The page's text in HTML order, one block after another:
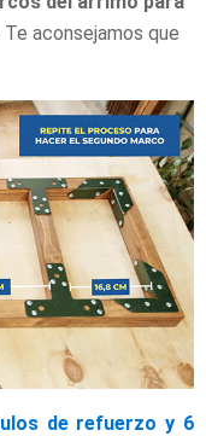
Te aconsejamos que
de refuerzo y 6